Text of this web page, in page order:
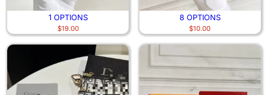
1 OPTIONS
$19.00
8 OPTIONS
$10.00